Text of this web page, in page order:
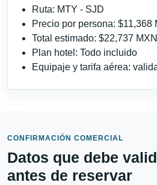
Ruta: MTY - SJD
Precio por persona: $11,368
Total estimado: $22,737 MXN
Plan hotel: Todo incluido
Equipaje y tarifa aérea:
CONFIRMACIÓN COMERCIAL
Datos que debe
antes de reservar